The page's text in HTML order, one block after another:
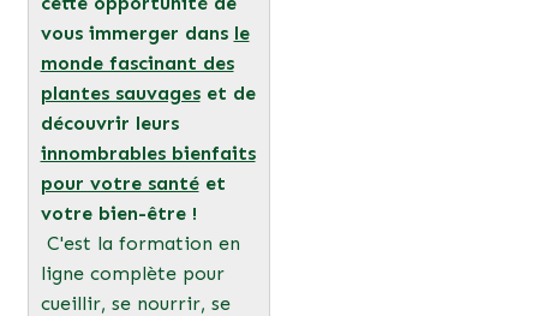
vous immerger dans le
monde fascinant des
plantes sauvageset de
découvrir leurs
innombrables bienfaits
pour votre santéet
votre bien-être !
C'est la formation en
ligne complète pour
cueillir, se nourrir, se